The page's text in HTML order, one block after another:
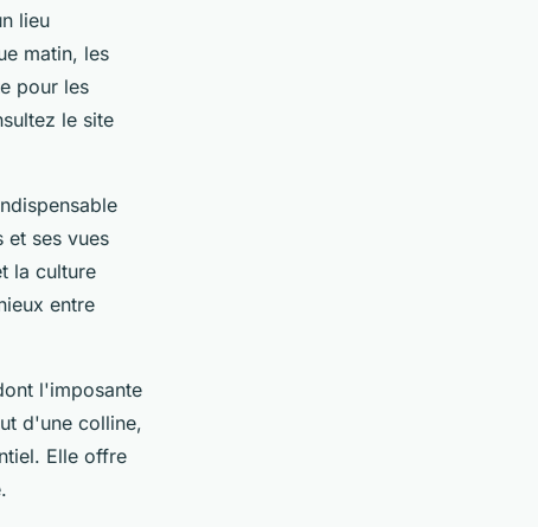
lieu
matin, les
pour les
le site
et ses vues
la culture
entre
l'imposante
d'une colline,
Elle offre